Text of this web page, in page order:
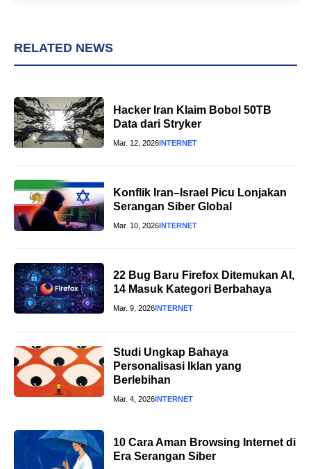
RELATED NEWS
Hacker Iran Klaim Bobol 50TB
Data dari Stryker
Mar. 12, 2026INTERNET
Konflik Iran–Israel Picu Lonjakan
Serangan Siber Global
Mar. 10, 2026INTERNET
22 Bug Baru Firefox Ditemukan AI,
14 Masuk Kategori Berbahaya
Mar. 9, 2026INTERNET
Studi Ungkap Bahaya
Personalisasi Iklan yang
Berlebihan
Mar. 4, 2026INTERNET
10 Cara Aman Browsing Internet di
Era Serangan Siber